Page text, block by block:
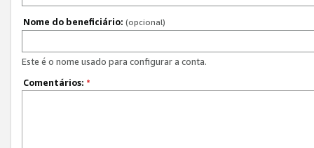
Nome do beneficiário: (opcional)
Este é o nome usado para configurar a conta.
Comentários: *